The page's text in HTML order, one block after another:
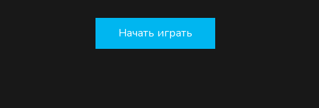
Начать играть